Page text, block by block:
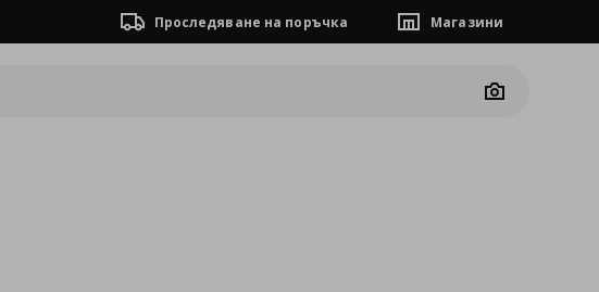
Проследяване на поръчка Магазини
Camera